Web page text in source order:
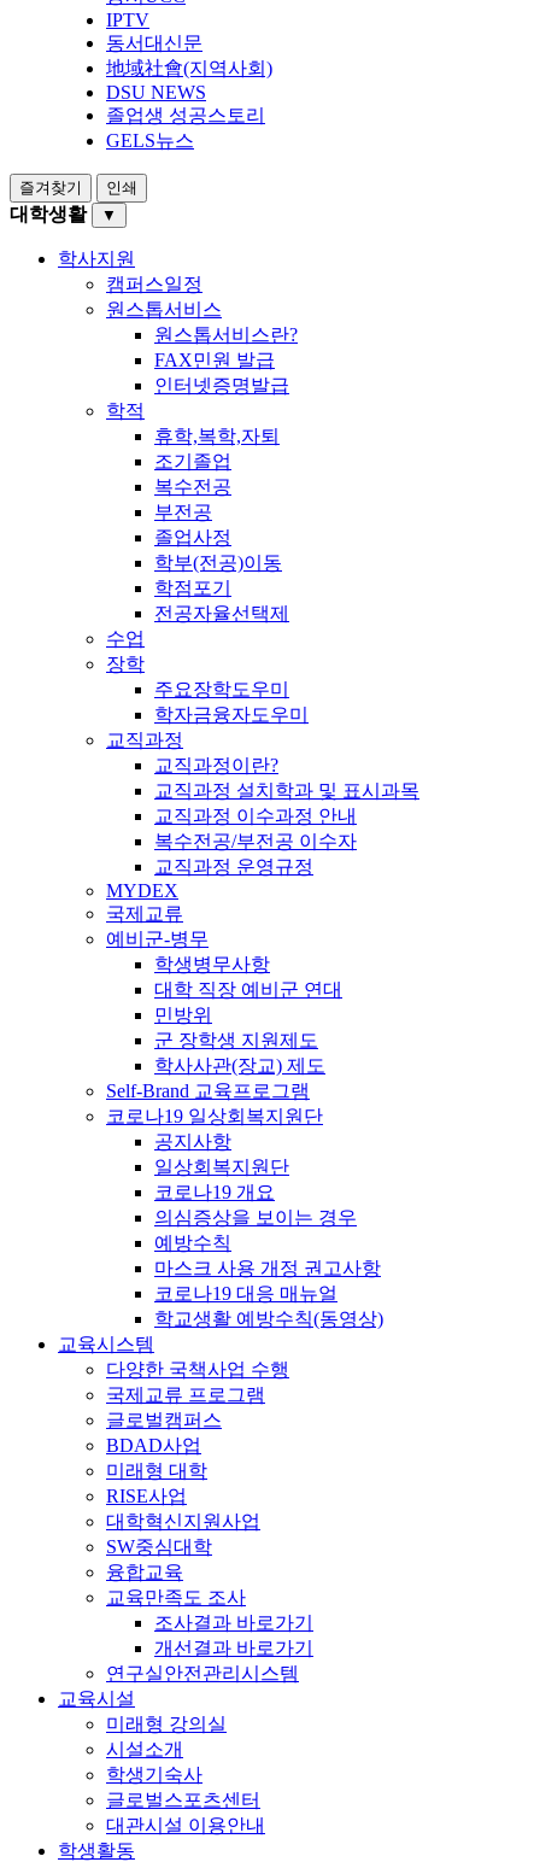
IPTV
동서대신문
地域社會(지역사회)
DSU NEWS
졸업생 성공스토리
GELS뉴스
즐겨찾기 인쇄
대학생활 ▼
학사지원
캠퍼스일정
원스톱서비스
원스톱서비스란?
FAX민원 발급
인터넷증명발급
학적
휴학,복학,자퇴
조기졸업
복수전공
부전공
졸업사정
학부(전공)이동
학점포기
전공자율선택제
수업
장학
주요장학도우미
학자금융자도우미
교직과정
교직과정이란?
교직과정 설치학과 및 표시과목
교직과정 이수과정 안내
복수전공/부전공 이수자
교직과정 운영규정
MYDEX
국제교류
예비군-병무
학생병무사항
대학 직장 예비군 연대
민방위
군 장학생 지원제도
학사사관(장교) 제도
Self-Brand 교육프로그램
코로나19 일상회복지원단
공지사항
일상회복지원단
코로나19 개요
의심증상을 보이는 경우
예방수칙
마스크 사용 개정 권고사항
코로나19 대응 매뉴얼
학교생활 예방수칙(동영상)
교육시스템
다양한 국책사업 수행
국제교류 프로그램
글로벌캠퍼스
BDAD사업
미래형 대학
RISE사업
대학혁신지원사업
SW중심대학
융합교육
교육만족도 조사
조사결과 바로가기
개선결과 바로가기
연구실안전관리시스템
교육시설
미래형 강의실
시설소개
학생기숙사
글로벌스포츠센터
대관시설 이용안내
학생활동